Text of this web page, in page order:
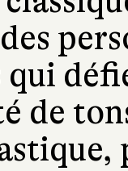
de